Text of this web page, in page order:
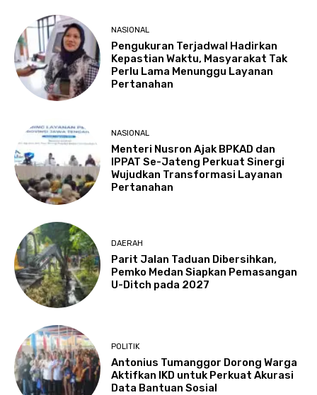
NASIONAL
Pengukuran Terjadwal Hadirkan
Kepastian Waktu, Masyarakat Tak
Perlu Lama Menunggu Layanan
Pertanahan
NASIONAL
Menteri Nusron Ajak BPKAD dan
IPPAT Se-Jateng Perkuat Sinergi
Wujudkan Transformasi Layanan
Pertanahan
DAERAH
Parit Jalan Taduan Dibersihkan,
Pemko Medan Siapkan Pemasangan
U-Ditch pada 2027
POLITIK
Antonius Tumanggor Dorong Warga
Aktifkan IKD untuk Perkuat Akurasi
Data Bantuan Sosial